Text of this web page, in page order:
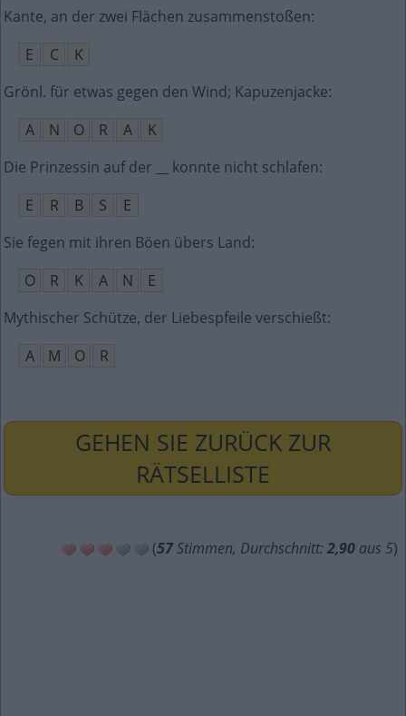
Kante, an der zwei Flächen zusammenstoßen:
E
C
K
Grönl. für etwas gegen den Wind; Kapuzenjacke:
A
N O R A
K
Die Prinzessin auf der __ konnte nicht schlafen:
E
R B S
E
Sie fegen mit ihren Böen übers Land:
O
R K A N
E
Mythischer Schütze, der Liebespfeile verschießt:
A
M O R
GEHEN SIE ZURÜCK ZUR
RÄTSELLISTE
(57Stimmen, Durchschnitt: 2,90 aus 5)